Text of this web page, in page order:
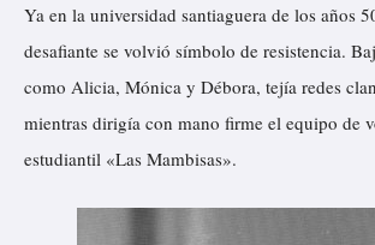
Ya en la universidad santiaguera de los años
desafiante se volvió símbolo de resistencia.
como Alicia, Mónica y Débora, tejía redes
mientras dirigía con mano firme el equipo de
estudiantil «Las Mambisas».